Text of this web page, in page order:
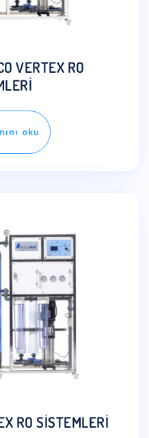
VERTEX RO
oku
RO SİSTEMLERİ